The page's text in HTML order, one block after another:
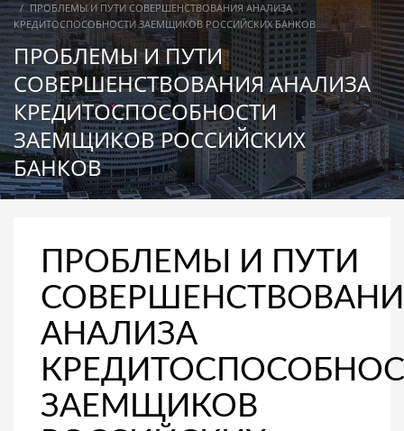
ПРОБЛЕМЫ И ПУТИ СОВЕРШЕНСТВОВАНИЯ АНАЛИЗА
КРЕДИТОСПОСОБНОСТИ ЗАЕМЩИКОВ РОССИЙСКИХ БАНКОВ
ПРОБЛЕМЫ И ПУТИ
СОВЕРШЕНСТВОВАНИЯ АНАЛИЗА
КРЕДИТОСПОСОБНОСТИ
ЗАЕМЩИКОВ РОССИЙСКИХ
БАНКОВ
ПРОБЛЕМЫ И ПУТИ
АНАЛИЗА
ЗАЕМЩИКОВ